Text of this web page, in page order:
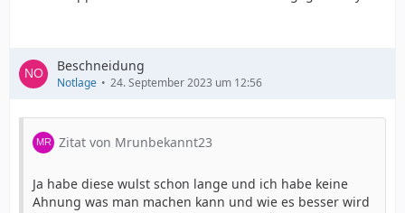
Beschneidung
Notlage 24. September 2023 um 12:56
Zitat von Mrunbekannt23
Ja habe diese wulst schon lange und ich habe keine
Ahnung was man machen kann und wie es besser wird